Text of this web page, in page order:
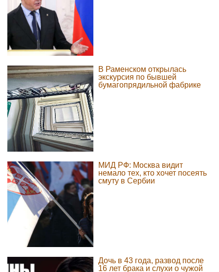
В Раменском открылась
экскурсия по бывшей
бумагопрядильной фабрике
МИД РФ: Москва видит
немало тех, кто хочет посеять
смуту в Сербии
Дочь в 43 года, развод после
16 лет брака и слухи о чужой